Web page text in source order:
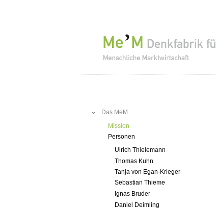
Das MeM
Mission
Personen
Ulrich Thielemann
Thomas Kuhn
Tanja von Egan-Krieger
Sebastian Thieme
Ignas Bruder
Daniel Deimling